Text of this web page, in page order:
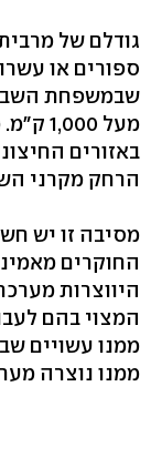
גודלם של
ספורים או
שבמשפחת
מעל
באזורים
הרחק מקרני
מסיבה זו יש
החוקרים
היווצרות
המצוי בהם
ממנו עשויים
ממנו נוצרה